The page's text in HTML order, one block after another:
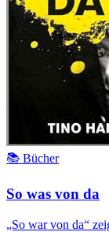
📚 Bücher
So was von da
„So war von da“